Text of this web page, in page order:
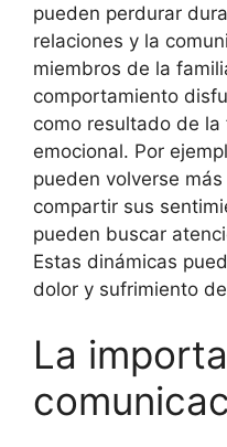
pueden perdurar
relaciones y la
miembros de la
comportamiento
como resultado de
emocional. Por
pueden volverse
compartir sus
pueden buscar
Estas dinámicas
dolor y sufrimiento
La